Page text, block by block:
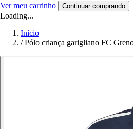
Ver meu carrinho Continuar comprando
Loading...
Início
/ Pólo criança garigliano FC